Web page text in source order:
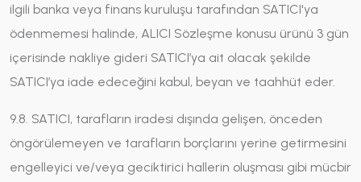
ilgili banka veya finans kuruluşu tarafından SATICI'ya
ödenmemesi halinde, ALICI Sözleşme konusu ürünü 3 gün
içerisinde nakliye gideri SATICI’ya ait olacak şekilde
SATICI’ya iade edeceğini kabul, beyan ve taahhüt eder.
9.8. SATICI, tarafların iradesi dışında gelişen, önceden
öngörülemeyen ve tarafların borçlarını yerine getirmesini
engelleyici ve/veya geciktirici hallerin oluşması gibi mücbir